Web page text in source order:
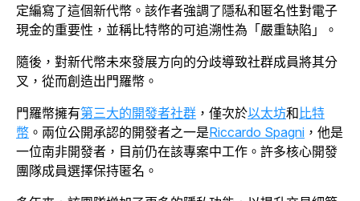
定編寫了這個新代幣。該作者強調了隱私和匿名性對電子
現金的重要性，並稱比特幣的可追溯性為「嚴重缺陷」。
隨後，對新代幣未來發展方向的分歧導致社群成員將其分
叉，從而創造出門羅幣。
門羅幣擁有第三大的開發者社群 ，僅次於以太坊和比特
幣 。兩位公開承認的開發者之一是Riccardo Spagni ，他是
一位南非開發者，目前仍在該專案中工作。許多核心開發
團隊成員選擇保持匿名。